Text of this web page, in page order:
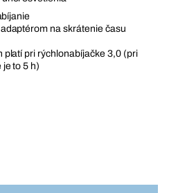
na skrátenie času
platí pri rýchlonabíjačke 3,0 (pri
to 5 h)